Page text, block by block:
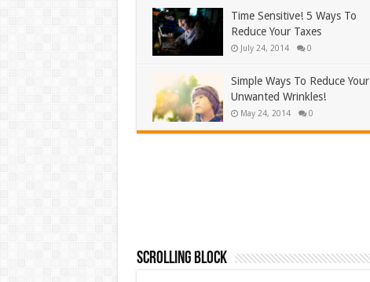
Time Sensitive! 5 Ways To
Reduce Your Taxes
July 24, 2014 0
Simple Ways To Reduce Your
Unwanted Wrinkles!
May 24, 2014 0
Scrolling Block